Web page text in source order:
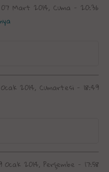
07 Mart 2014, Cuma - 20:36
2014, Cumartesi - 18:49
Ocak 2014, Perşembe - 17:58